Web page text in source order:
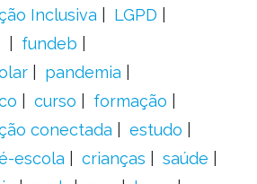
Inclusiva
LGPD
fundeb
pandemia
curso
formação
conectada
estudo
escola crianças
saúde